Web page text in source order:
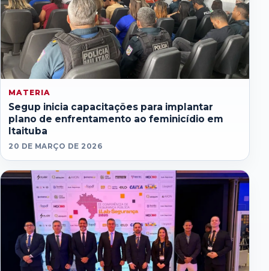
MATERIA
Segup inicia capacitações para implantar
plano de enfrentamento ao feminicídio em
Itaituba
20 DE MARÇO DE 2026